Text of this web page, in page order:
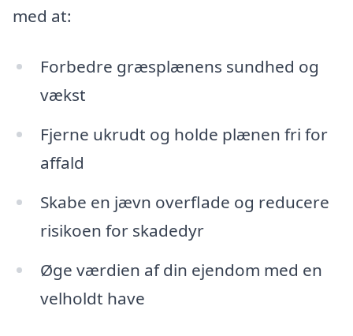
med at:
Forbedre græsplænens sundhed og
vækst
Fjerne ukrudt og holde plænen fri for
affald
Skabe en jævn overflade og reducere
risikoen for skadedyr
Øge værdien af din ejendom med en
velholdt have